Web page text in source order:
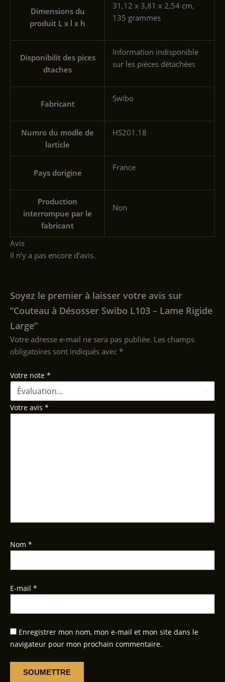
Dimensions du
produit L x l x h
31,12 x 3,81 x 2,54 cm,
135 grammes
Disponibilit des pices
dtaches
Information indisponible
sur les pièces détachées
Fabricant
Swibo
Numro du modle de
larticle
HS201.18
Pays dorigine
France
Production
interrompue par le
fabricant
Non
Avis
Il n’y a pas encore d’avis.
Soyez le premier à laisser votre avis sur
“Couteau à Désosser Swibo L103 – Lame Rigide
Large”
Votre adresse e-mail ne sera pas publiée. Les champs
obligatoires sont indiqués avec *
Votre note *
Votre avis *
Nom *
E-mail *
Enregistrer mon nom, mon e-mail et mon site dans le
navigateur pour mon prochain commentaire.